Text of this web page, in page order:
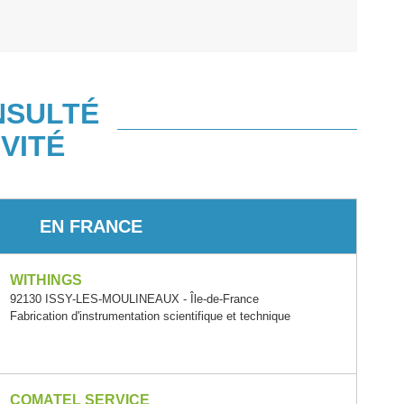
EN FRANCE
WITHINGS
92130 ISSY-LES-MOULINEAUX - Île-de-France
Fabrication d'instrumentation scientifique et technique
COMATEL SERVICE